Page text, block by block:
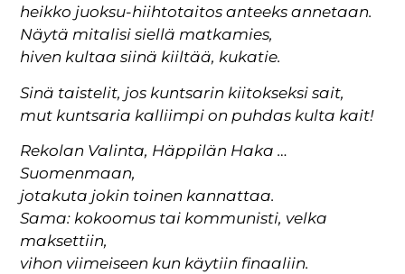
heikko juoksu-hiihtotaitos anteeks annetaan.
Näytä mitalisi siellä matkamies,
hiven kultaa siinä kiiltää, kukatie.
Sinä taistelit, jos kuntsarin kiitokseksi sait,
mut kuntsaria kalliimpi on puhdas kulta kait!
Rekolan Valinta, Häppilän Haka …
Suomenmaan,
jotakuta jokin toinen kannattaa.
Sama: kokoomus tai kommunisti, velka
maksettiin,
vihon viimeiseen kun käytiin finaaliin.